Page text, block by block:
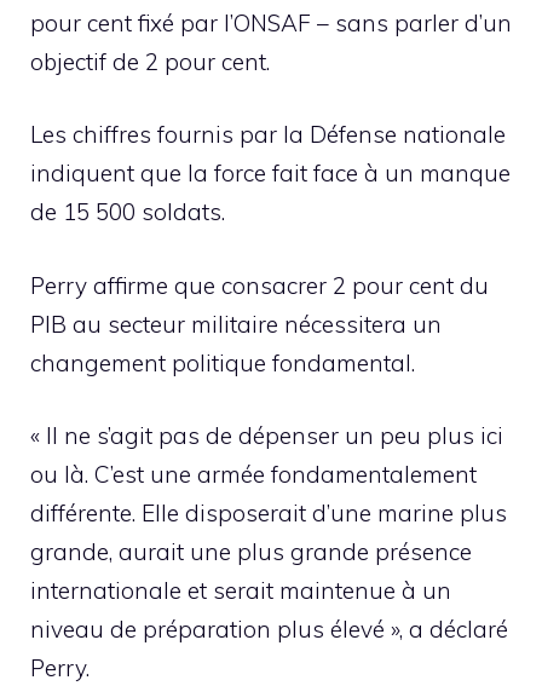
pour cent fixé par l’ONSAF – sans parler d’un
objectif de 2 pour cent.
Les chiffres fournis par la Défense nationale
indiquent que la force fait face à un manque
de 15 500 soldats.
Perry affirme que consacrer 2 pour cent du
PIB au secteur militaire nécessitera un
changement politique fondamental.
« Il ne s’agit pas de dépenser un peu plus ici
ou là. C’est une armée fondamentalement
différente. Elle disposerait d’une marine plus
grande, aurait une plus grande présence
internationale et serait maintenue à un
niveau de préparation plus élevé », a déclaré
Perry.